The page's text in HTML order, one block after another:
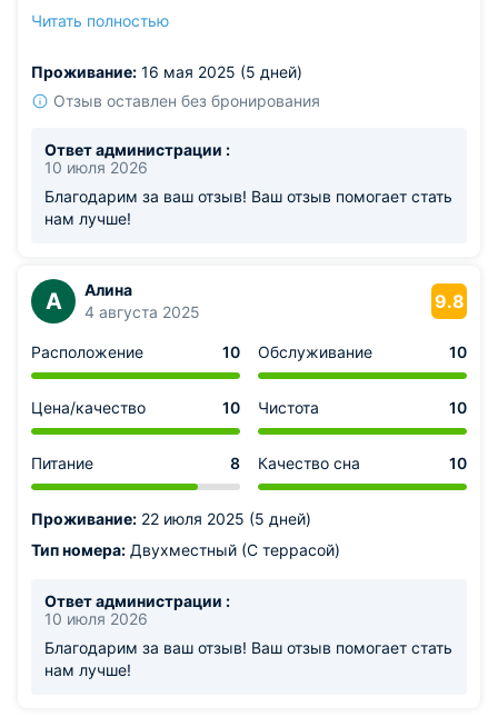
необходимое для их счастья и комфорта. Обязательно
Читать полностью
Проживание: 16 мая 2025 (5 дней)
Отзыв оставлен без бронирования
Ответ администрации :
10 июля 2026
Благодарим за ваш отзыв! Ваш отзыв помогает стать
нам лучше!
А
Алина
4 августа 2025
9.8
Расположение 10 Обслуживание 10
Цена/качество 10 Чистота 10
Питание 8 Качество сна 10
Проживание: 22 июля 2025 (5 дней)
Тип номера: Двухместный (С террасой)
Ответ администрации :
10 июля 2026
Благодарим за ваш отзыв! Ваш отзыв помогает стать
нам лучше!